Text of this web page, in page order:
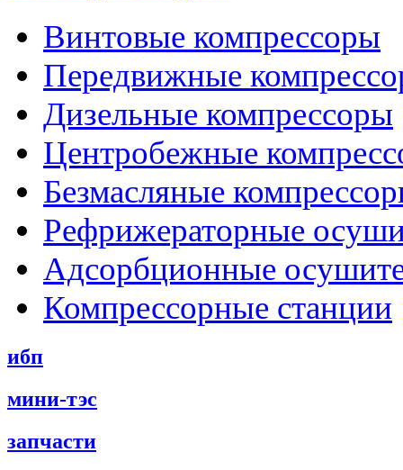
Винтовые компрессоры
Передвижные
Дизельные компрессоры
Центробежные
Безмасляные
Рефрижераторные
Адсорбционные
Компрессорные станции
ибп
мини-тэс
запчасти